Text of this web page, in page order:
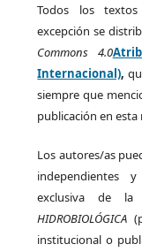
Todos los
excepción se
Commons 4.0
Internacional),
siempre que
publicación en esta
Los autores/as
independientes
exclusiva de la
HIDROBIOLÓGICA
institucional o